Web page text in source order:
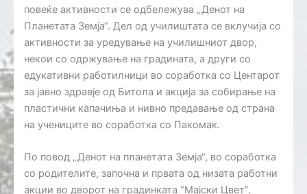
повеќе активности се одбележува „Денот на
Планетата Земја“. Дел од училиштата се вклучија со
активности за уредување на училишниот двор,
некои со одржување на градината, а други со
едукативни работилници во соработка со Центарот
за јавно здравје од Битола и акција за собирање на
пластични капачиња и нивно предавање од страна
на учениците во соработка со Пакомак.
По повод „Денот на планетата Земја“, во соработка
со родителите, започна и првата од низата работни
акции во дворот на градинката “Мајски Цвет”.